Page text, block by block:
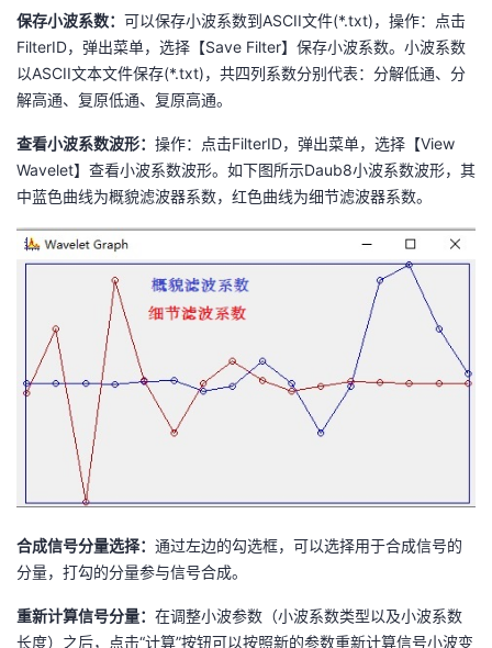
的
课
程
我
的
认
证
我
的
实
验
我
的
收
技
术
支
持
的
云
声
建
议
保存小波系数： 可以保存小波系数到ASCII文件(*.txt)，操作：点击
FilterID，弹出菜单，选择【Save Filter】保存小波系数。小波系数
以ASCII文本文件保存(*.txt)，共四列系数分别代表：分解低通、分
解高通、复原低通、复原高通。
查看小波系数波形： 操作：点击FilterID，弹出菜单，选择【View
Wavelet】查看小波系数波形。如下图所示Daub8小波系数波形，其
中蓝色曲线为概貌滤波器系数，红色曲线为细节滤波器系数。
合成信号分量选择： 通过左边的勾选框，可以选择用于合成信号的
分量，打勾的分量参与信号合成。
重新计算信号分量： 在调整小波参数（小波系数类型以及小波系数
长度）之后，点击“计算”按钮可以按照新的参数重新计算信号小波变